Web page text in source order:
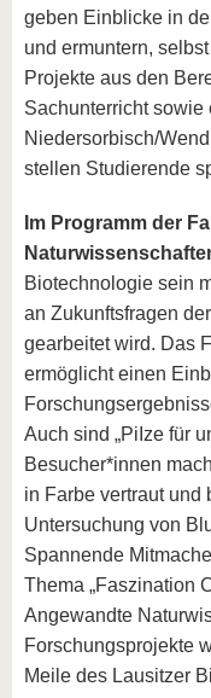
geben Einblicke in
und ermuntern,
Projekte aus den
Sachunterricht
Niedersorbisch/
stellen Studierende
Im Programm der
Biotechnologie sein
an Zukunftsfragen
gearbeitet wird. Das
ermöglicht einen
Auch sind „PiIze für
Besucher*innen
in Farbe vertraut und
Untersuchung von
Spannende
Thema „Faszination
Angewandte
Forschungsprojekte
Meile des Lausitzer